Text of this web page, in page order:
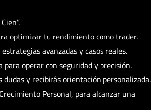
optimizar tu rendimiento como trader.
avanzadas y casos reales.
operar con seguridad y precisión.
y recibirás orientación personalizada.
Personal, para alcanzar una